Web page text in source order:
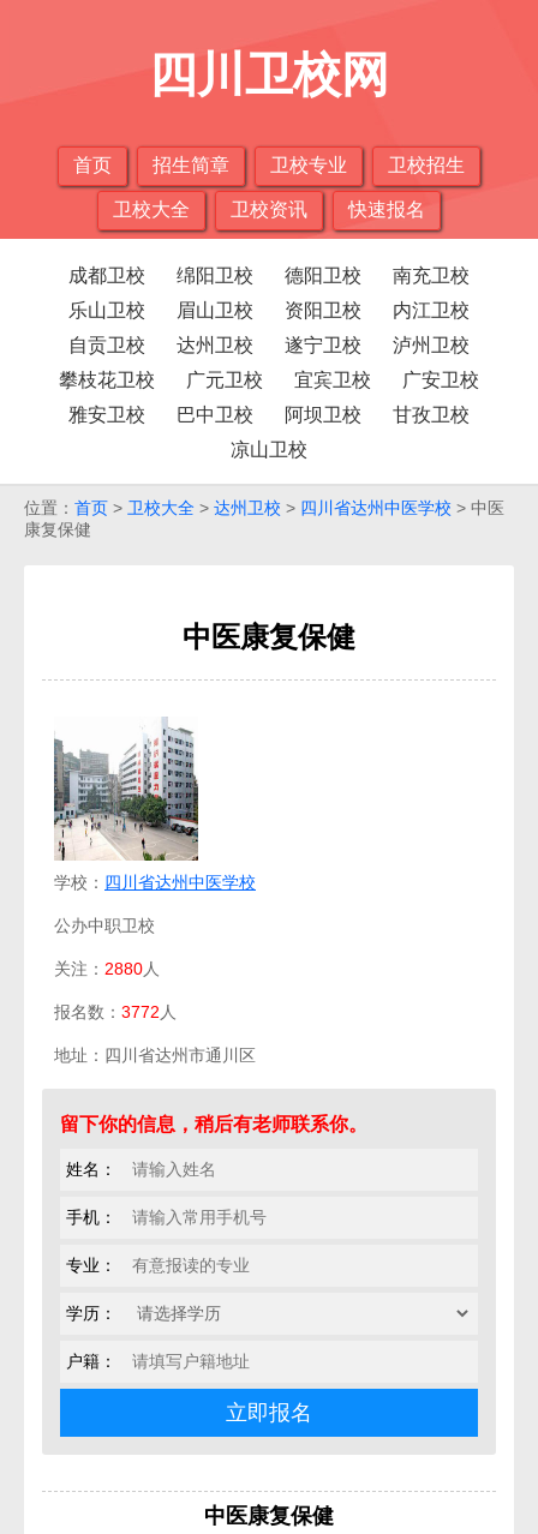
四川卫校网
首页 招生简章 卫校专业 卫校招生
卫校大全 卫校资讯 快速报名
成都卫校 绵阳卫校 德阳卫校
南充卫校
乐山卫校
眉山卫校 资阳卫校
内江卫校
自贡卫校
达州卫校 遂宁卫校
泸州卫校
攀枝花卫校
广元卫校 宜宾卫校
广安卫校
雅安卫校
巴中卫校 阿坝卫校
甘孜卫校
凉山卫校
位置： 首页 > 卫校大全 > 达州卫校 > 四川省达州中医学校 > 中医
康复保健
中医康复保健
学校： 四川省达州中医学校
公办中职卫校
关注： 2880人
报名数： 3772 人
地址：四川省达州市通川区
留下你的信息，稍后有老师联系你。
姓名：
手机：
专业：
学历：
户籍：
中医康复保健